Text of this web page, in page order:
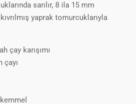
sarılır, 8 ila 15 mm
yaprak tomurcuklarıyla
çay karışımı
çayı